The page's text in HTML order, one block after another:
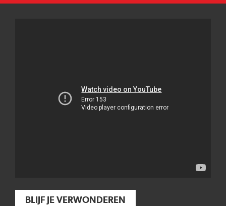
BLIJF JE VERWONDEREN